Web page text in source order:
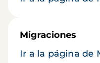
Migraciones
Ir a la página de